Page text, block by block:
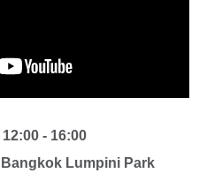
12:00 - 16:00
Lumpini Park